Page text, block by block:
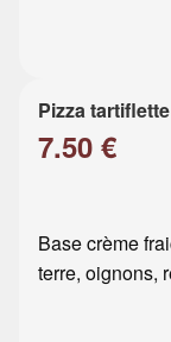
Pizza
7.50 €
Base crème
terre, oignons,